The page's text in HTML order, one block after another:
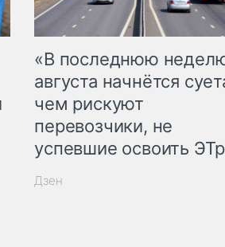
«В последнюю
августа начнётся
чем рискуют
перевозчики, не
успевшие освоить
Дзен